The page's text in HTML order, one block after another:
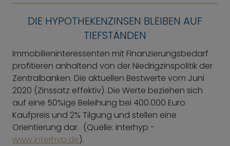
DIE HYPOTHEKENZINSEN BLEIBEN AUF
TIEFSTÄNDEN
Immobilieninteressenten mit Finanzierungsbedarf
profitieren anhaltend von der Niedrigzinspolitik der
Zentralbanken. Die aktuellen Bestwerte vom Juni
2020 (Zinssatz effektiv). Die Werte beziehen sich
auf eine 50%ige Beleihung bei 400.000 Euro
Kaufpreis und 2% Tilgung und stellen eine
Orientierung dar. (Quelle: Interhyp -
www.interhyp.de).